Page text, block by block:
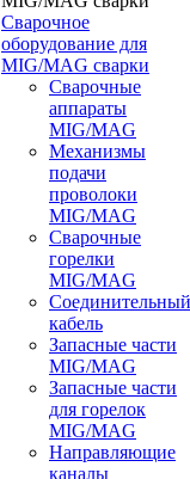
Сварочное
оборудование для
MIG/MAG сварки
Сварочные
аппараты
MIG/MAG
Механизмы
подачи
проволоки
MIG/MAG
Сварочные
горелки
MIG/MAG
Соединительный
кабель
Запасные части
MIG/MAG
Запасные части
для горелок
MIG/MAG
Направляющие
каналы